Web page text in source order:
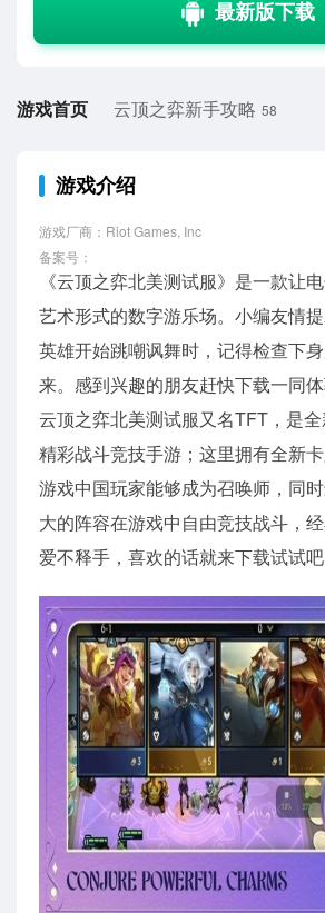
游戏首页 云顶之弈新手攻略 58
游戏介绍
游戏厂商：Riot Games, Inc
备案号：
《云顶之弈北美测试服》是一款让
艺术形式的数字游乐场。小编友情
英雄开始跳嘲讽舞时，记得检查下
来。感到兴趣的朋友赶快下载一同体
云顶之弈北美测试服又名TFT，是
精彩战斗竞技手游；这里拥有全新
游戏中国玩家能够成为召唤师，同
大的阵容在游戏中自由竞技战斗，
爱不释手，喜欢的话就来下载试试吧